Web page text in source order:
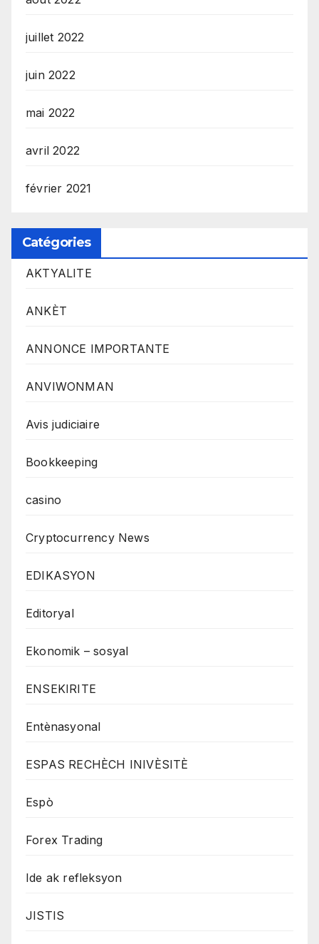
juillet 2022
juin 2022
mai 2022
avril 2022
février 2021
Catégories
AKTYALITE
ANKÈT
ANNONCE IMPORTANTE
ANVIWONMAN
Avis judiciaire
Bookkeeping
casino
Cryptocurrency News
EDIKASYON
Editoryal
Ekonomik – sosyal
ENSEKIRITE
Entènasyonal
ESPAS RECHÈCH INIVÈSITÈ
Espò
Forex Trading
Ide ak refleksyon
JISTIS